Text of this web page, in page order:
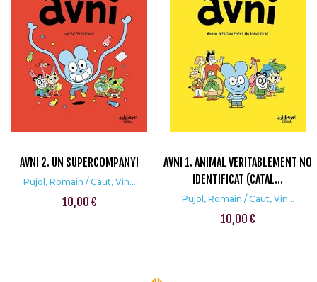
AVNI 2. UN SUPERCOMPANY!
Pujol, Romain / Caut, Vin...
10,00 €
AVNI 1. ANIMAL VERITABLEMENT NO
IDENTIFICAT (CATAL...
Pujol, Romain / Caut, Vin...
10,00 €